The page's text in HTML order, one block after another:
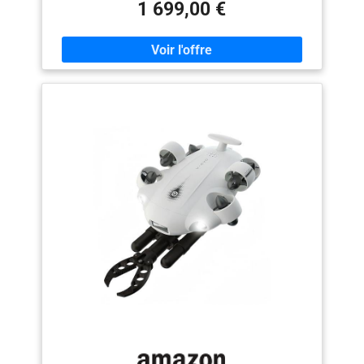
nouveau contrôle FPV.
avec facilité et douceur améliorée. Améliorez vos
compétences : le design hydrodynamique, fluide et
résistant aux gouttes d'eau du FIFISH V-EVO garantit
une résistance minimale contre les courants
océaniques, permettant des immersions plus longues.
Un port de connexion permet l'intégration et la
atteint une liberté complète à 360° en matière de
mobilité sous-marine, de flottaison et de maintien de la
posture. Transformez votre imagination créative en
réalité d'images cinématographiques 4K. 5000 lumens
ultra lumineux LED : le FIFISH V-EVO est équipé d'une
paire de lumières LED blanches de 5 000 lumens
combinées à 5 500 K. Optimisez votre vision à travers
la mer profonde et restaurez les couleurs du monde
sous-marin, en particulier dans les environnements
sombres et troubles. Objectif ultra large de 166° :
visualisez l'image la plus large et découvrez un monde
des contrôles sensoriels uniques alimentés par
1 699,00 €